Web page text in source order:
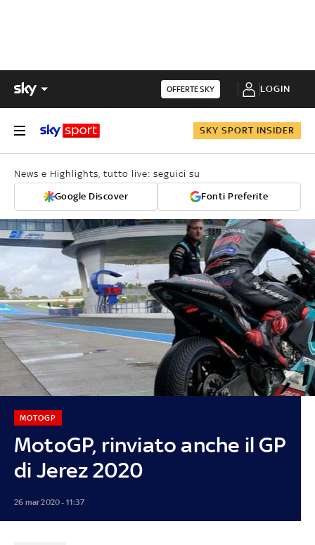
OFFERTE SKY LOGIN
SKY SPORT INSIDER
News e Highlights, tutto live: seguici su
Google Discover Fonti Preferite
MotoGP, rinviato anche il GP
di Jerez 2020
MOTOGP
26 mar 2020 - 11:37